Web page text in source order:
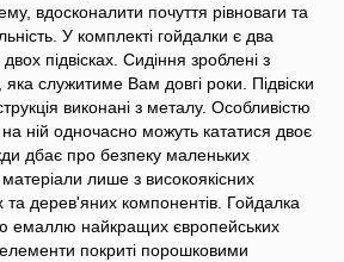
вдосконалити почуття рівноваги та
У комплекті гойдалки є два
підвісках. Сидіння зроблені з
яка служитиме Вам довгі роки. Підвіски
виконані з металу. Особливістю
ній одночасно можуть кататися двоє
дбає про безпеку маленьких
матеріали лише з високоякісних
та дерев'яних компонентів. Гойдалка
емаллю найкращих європейських
покриті порошковими